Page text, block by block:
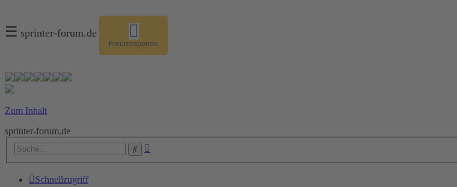
☰ sprinter-forum.de
Forumsspende
Zum Inhalt
sprinter-forum.de
Suche
Schnellzugriff